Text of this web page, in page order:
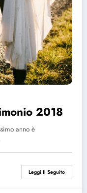
2018
anno è
Leggi Il Seguito